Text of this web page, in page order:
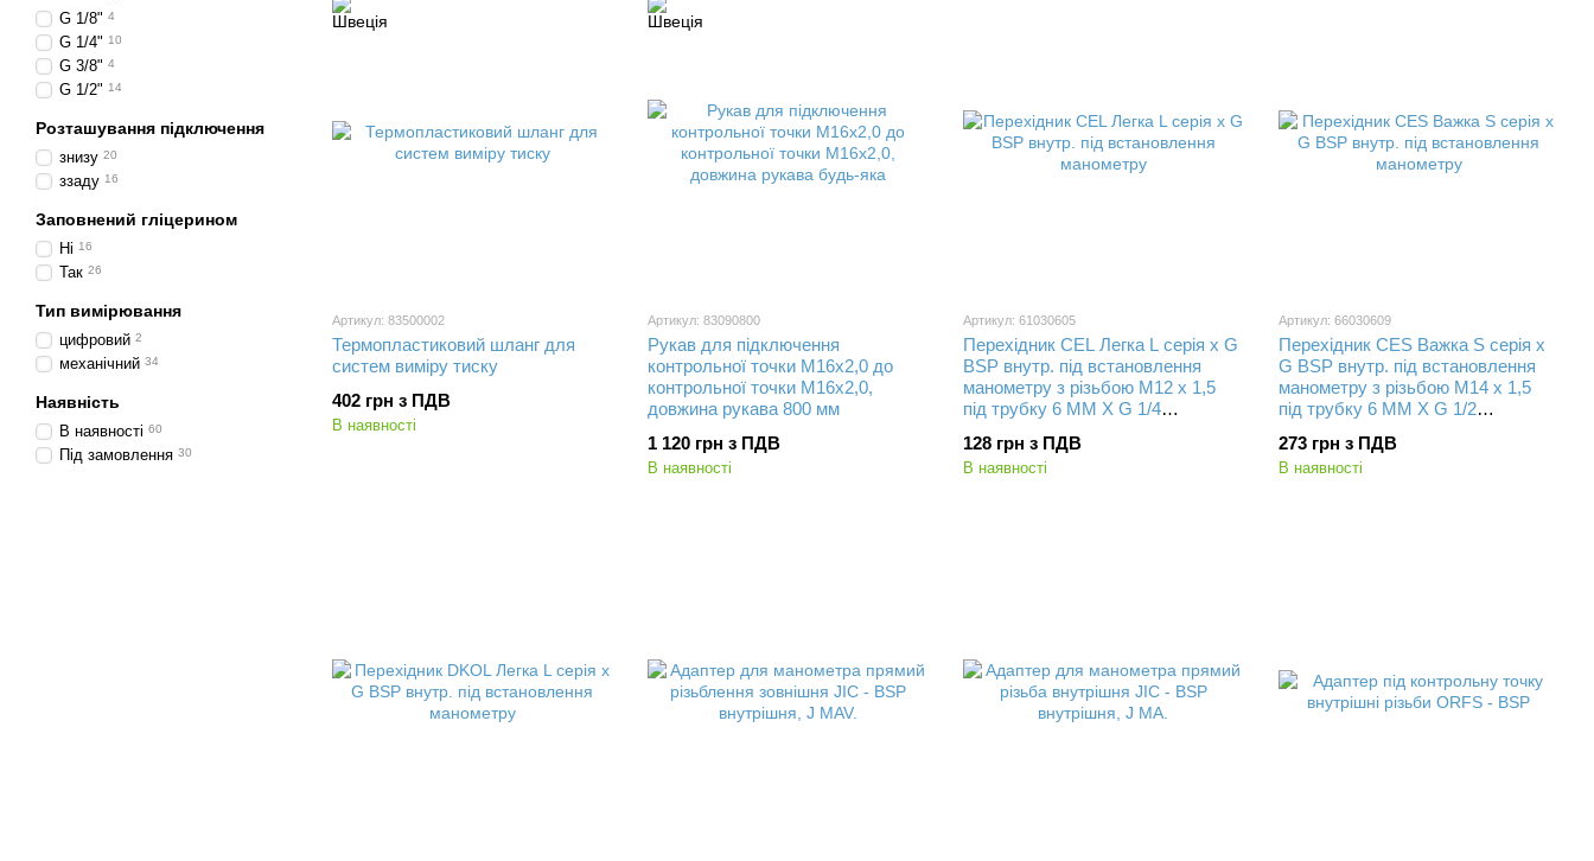
Артикул: 83500002
Термопластиковий шланг для
систем виміру тиску
402 грн з ПДВ
В наявності
Артикул: 83090800
Рукав для підключення
контрольної точки М16х2,0 до
контрольної точки М16х2,0,
довжина рукава 800 мм
1 120 грн з ПДВ
В наявності
Артикул: 61030605
Перехідник CEL Легка L серія x G
BSP внутр. під встановлення
манометру з різьбою М12 х 1,5
під трубку 6 MM X G 1/4
128 грн з ПДВ
В наявності
Артикул: 66030609
Перехідник CES Важка S серія x
G BSP внутр. під встановлення
манометру з різьбою М14 х 1,5
під трубку 6 MM X G 1/2
273 грн з ПДВ
В наявності
G 1/8" 4
G 1/4" 10
G 3/8" 4
G 1/2" 14
Розташування підключення
знизу 20
ззаду 16
Заповнений гліцерином
Ні 16
Так 26
Тип вимірювання
цифровий 2
механічний 34
Наявність
В наявності 60
Під замовлення 30